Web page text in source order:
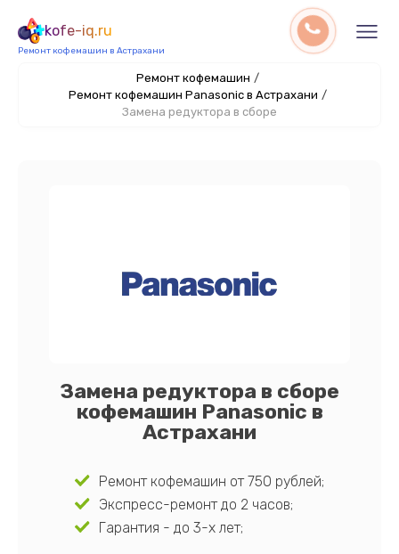
kofe-iq.ru
Ремонт кофемашин в Астрахани
Ремонт кофемашин /
Ремонт кофемашин Panasonic в Астрахани /
Замена редуктора в сборе
Замена редуктора в сборе
кофемашин Panasonic в
Астрахани
Ремонт кофемашин от 750 рублей;
Экспресс-ремонт до 2 часов;
Гарантия - до 3-х лет;